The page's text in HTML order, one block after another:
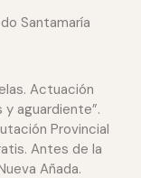
Santamaría
Actuación
y aguardiente”.
Provincial
Antes de la
Añada.